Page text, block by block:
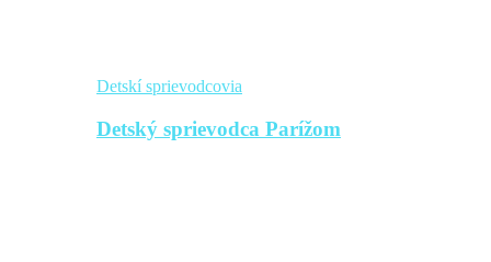
Detskí sprievodcovia
Detský sprievodca Parížom